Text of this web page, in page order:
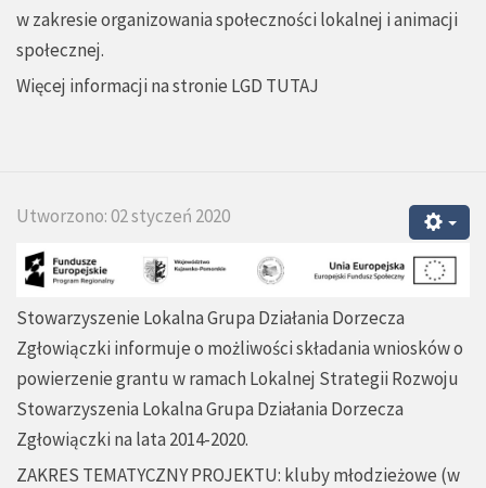
w zakresie organizowania społeczności lokalnej i animacji
społecznej.
Więcej informacji na stronie LGD TUTAJ
Utworzono: 02 styczeń 2020
Stowarzyszenie Lokalna Grupa Działania Dorzecza
Zgłowiączki informuje o możliwości składania wniosków o
powierzenie grantu w ramach Lokalnej Strategii Rozwoju
Stowarzyszenia Lokalna Grupa Działania Dorzecza
Zgłowiączki na lata 2014-2020.
ZAKRES TEMATYCZNY PROJEKTU: kluby młodzieżowe (w